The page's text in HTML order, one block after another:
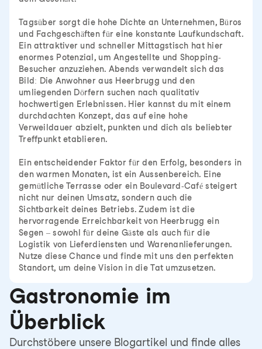
Tagsüber sorgt die hohe Dichte an Unternehmen, Büros
und Fachgeschäften für eine konstante Laufkundschaft.
Ein attraktiver und schneller Mittagstisch hat hier
enormes Potenzial, um Angestellte und Shopping-
Besucher anzuziehen. Abends verwandelt sich das
Bild: Die Anwohner aus Heerbrugg und den
umliegenden Dörfern suchen nach qualitativ
hochwertigen Erlebnissen. Hier kannst du mit einem
durchdachten Konzept, das auf eine hohe
Verweildauer abzielt, punkten und dich als beliebter
Treffpunkt etablieren.
Ein entscheidender Faktor für den Erfolg, besonders in
den warmen Monaten, ist ein Aussenbereich. Eine
gemütliche Terrasse oder ein Boulevard-Café steigert
nicht nur deinen Umsatz, sondern auch die
Sichtbarkeit deines Betriebs. Zudem ist die
hervorragende Erreichbarkeit von Heerbrugg ein
Segen – sowohl für deine Gäste als auch für die
Logistik von Lieferdiensten und Warenanlieferungen.
Nutze diese Chance und finde mit uns den perfekten
Standort, um deine Vision in die Tat umzusetzen.
Gastronomie im
Überblick
Durchstöbere unsere Blogartikel und finde alles